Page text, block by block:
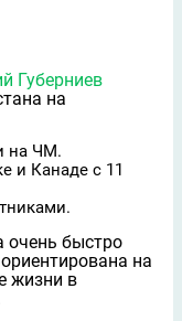
Губерниев
на
на ЧМ.
и Канаде с 11
очень быстро
на
жизни в